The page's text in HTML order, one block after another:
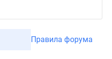
Правила форума